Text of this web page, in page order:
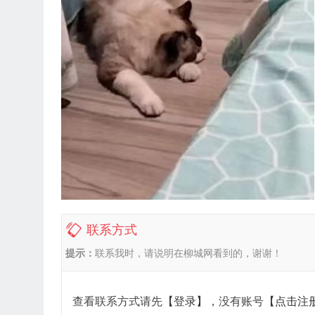
联系方式
提示： 联系我时，请说明在柳城网看到的，谢谢！
查看联系方式请先 【登录】 ，没有账号 【点击注